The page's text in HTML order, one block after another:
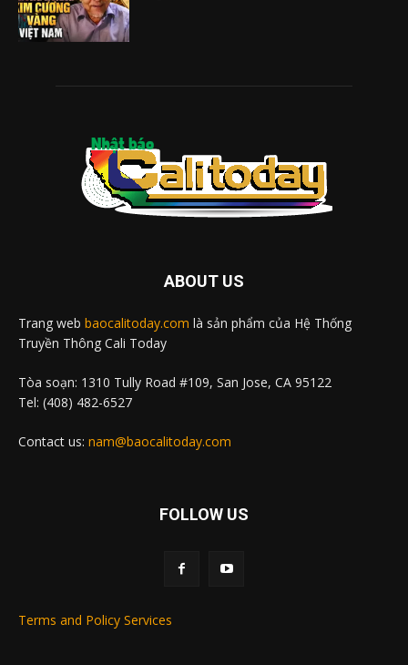
ABOUT US
Trang web baocalitoday.com là sản phẩm của Hệ Thống
Truyền Thông Cali Today
Tòa soạn: 1310 Tully Road #109, San Jose, CA 95122
Tel: (408) 482-6527
Contact us: nam@baocalitoday.com
FOLLOW US
Terms and Policy Services